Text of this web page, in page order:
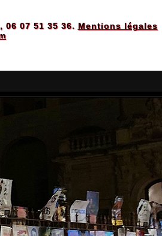
07 51 35 36. Mentions légales